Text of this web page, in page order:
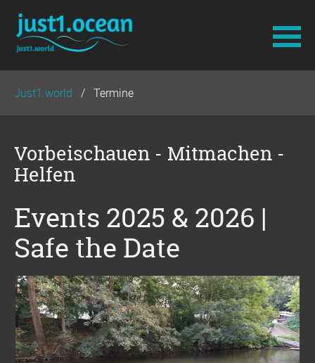
überspringen
Just1.world Termine
Vorbeischauen - Mitmachen -
Helfen
Events 2025 & 2026 |
Safe the Date